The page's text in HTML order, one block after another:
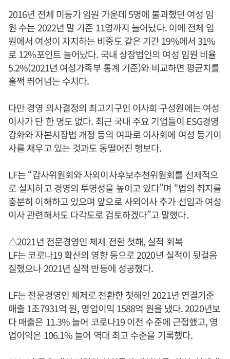
2016년 전체 미등기 임원 가운데 5명에 불과했던 여성 임
원 수는 2022년 말 기준 11명까지 늘어났다. 이에 전체 임
원에서 여성이 차지하는 비중도 같은 기간 19%에서 31%
로 12%포인트 늘어났다. 국내 상장법인의 여성 임원 비율
5.2%(2021년 여성가족부 통계 기준)와 비교하면 평균치를
훌쩍 뛰어넘는 수치다.
다만 경영 의사결정의 최고기구인 이사회 구성원에는 여성
이사가 단 한 명도 없다. 최근 국내 주요 기업들이 ESG경영
강화와 자본시장법 개정 등의 여파로 이사회에 여성 등기이
사를 채우고 있는 것과도 동떨어진 행보다.
LF는 “감사위원회와 사외이사후보추천위원회를 선제적으
로 설치하고 경영의 투명성을 높이고 있다”며 “법의 취지를
충분히 이해하고 있으며 앞으로 사외이사 추가 선임과 여성
이사 관련해서도 다각도로 검토하겠다”고 말했다.
△2021년 전문경영인 체제 전환 첫해, 실적 회복
LF는 코로나19 확산의 영향 등으로 2020년 실적이 뒷걸음
질했으나 2021년 실적 반등에 성공했다.
LF는 전문경영인 체제로 전환한 첫해인 2021년 연결기준
매출 1조7931억 원, 영업이익 1588억 원을 냈다. 2020년보
다 매출은 11.3% 늘어 코로나19 이전 수준에 근접했고, 영
업이익은 106.1% 늘어 역대 최고 수준을 기록했다.